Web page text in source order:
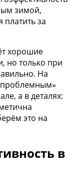
зимой,
за
хорошие
но только при
На
а в деталях:
это на
в